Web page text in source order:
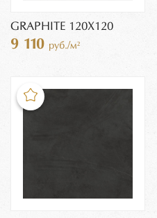
GRAPHITE 120X120
9 110 руб./м²